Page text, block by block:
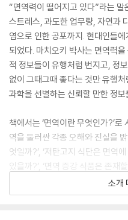
“면역력이 떨어지고 있다”라는
스트레스, 과도한 업무량, 자연과
염으로 인한 공포까지. 현대인들
되었다. 마치오키 박사는 면역력
적 정보들이 유행처럼 번지고, 정
없이 그때그때 좋다는 것만 유행
과학을 선별하는 신뢰할 만한 정보
책에서는 ‘면역이란 무엇인가?’
역을 둘러싼 각종 오해와 진실을
엇일까?’, ‘저탄고지 식단은 면역
있을까?’, ‘면역 증강 식품은 존재
으로 기를 수 있는 영역은 어디까
기 삶의 각 시기에 면역의 결정적
소개